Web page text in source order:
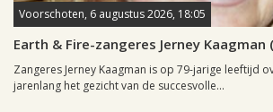
Voorschoten, 6 augustus 2026, 18:05
Earth & Fire-zangeres Jerney Kaagman
Zangeres Jerney Kaagman is op 79-jarige leeftijd
jarenlang het gezicht van de succesvolle...